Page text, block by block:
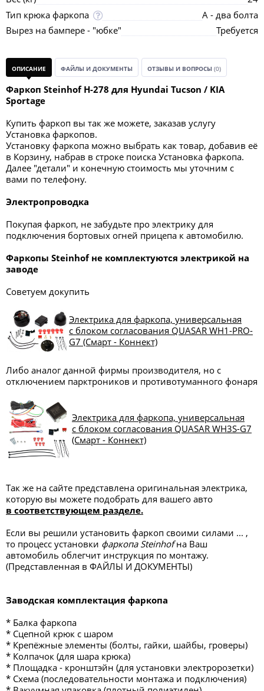
Тип крюка фаркопа
А - два болта
Вырез на бампере - "юбке"
Требуется
ОПИСАНИЕ ФАЙЛЫ И ДОКУМЕНТЫ ОТЗЫВЫ И ВОПРОСЫ (0)
Фаркоп Steinhof H-278 для Hyundai Tucson / KIA
Sportage
Купить фаркоп вы так же можете, заказав услугу
Установка фаркопов.
Установку фаркопа можно выбрать как товар, добавив её
в Корзину, набрав в строке поиска Установка фаркопа.
Далее "детали" и конечную стоимость мы уточним с
вами по телефону.
Электропроводка
Покупая фаркоп, не забудьте про электрику для
подключения бортовых огней прицепа к автомобилю.
Фаркопы Steinhofне комплектуются электрикой на
заводе
Советуем докупить
Электрика для фаркопа, универсальная
с блоком согласования QUASAR WH1-PRO-
G7 (Смарт - Коннект)
Либо аналог данной фирмы производителя, но с
отключением парктроников и противотуманного фонаря
Электрика для фаркопа, универсальная
с блоком согласования QUASAR WH3S-G7
(Смарт - Коннект)
Так же на сайте представлена оригинальная электрика,
которую вы можете подобрать для вашего авто
в соответствующем разделе.
Если вы решили установить фаркоп своими силами ... ,
то процесс установки фаркопа Steinhofна Ваш
автомобиль облегчит инструкция по монтажу.
(Представленная в ФАЙЛЫ И ДОКУМЕНТЫ)
Заводская комплектация фаркопа
* Балка фаркопа
* Сцепной крюк с шаром
* Крепёжные элементы (болты, гайки, шайбы, гроверы)
* Колпачок (для шара крюка)
* Площадка - кронштэйн (для установки электророзетки)
* Схема (последовательности монтажа и подключения)